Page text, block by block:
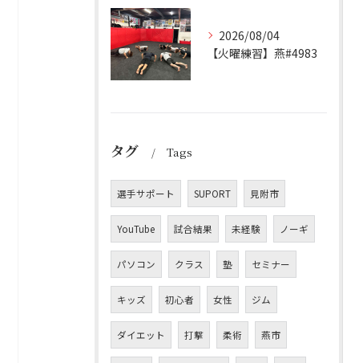
2026/08/04
【火曜練習】燕#4983
タグ Tags
選手サポート SUPORT 見附市
YouTube 試合結果 未経験 ノーギ
パソコン クラス 塾 セミナー
キッズ 初心者 女性 ジム
ダイエット 打撃 柔術 燕市